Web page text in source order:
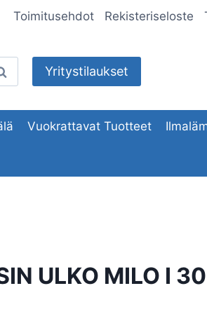
Toimitusehdot Rekisteriseloste
Yritystilaukset
Vuokrattavat Tuotteet
ULKO MILO I